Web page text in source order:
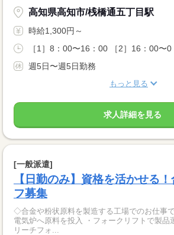
高知県高知市/桟橋通五丁目駅
時給1,300円～
［1］8：00〜16：00 ［2］16：00〜0
週5日〜週5日勤務
もっと見る
求人詳細を見る
[一般派遣]
【日勤のみ】資格を活かせる
フ募集
◇合金や粉状原料を製造する工場でのお仕事です。 ■主なお
電気炉へ原料を投入 ・フォークリフトで製品
リーチフォ...